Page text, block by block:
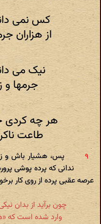
کس نمی
از هزاران
نیک می
جرمها و
هر چه کردی
طاعت
پس، هشیار باش و
ندانی که پرده پوشی
عرصه عقبی پرده از روی کار
چون برآید از بدان
وارد شده است که